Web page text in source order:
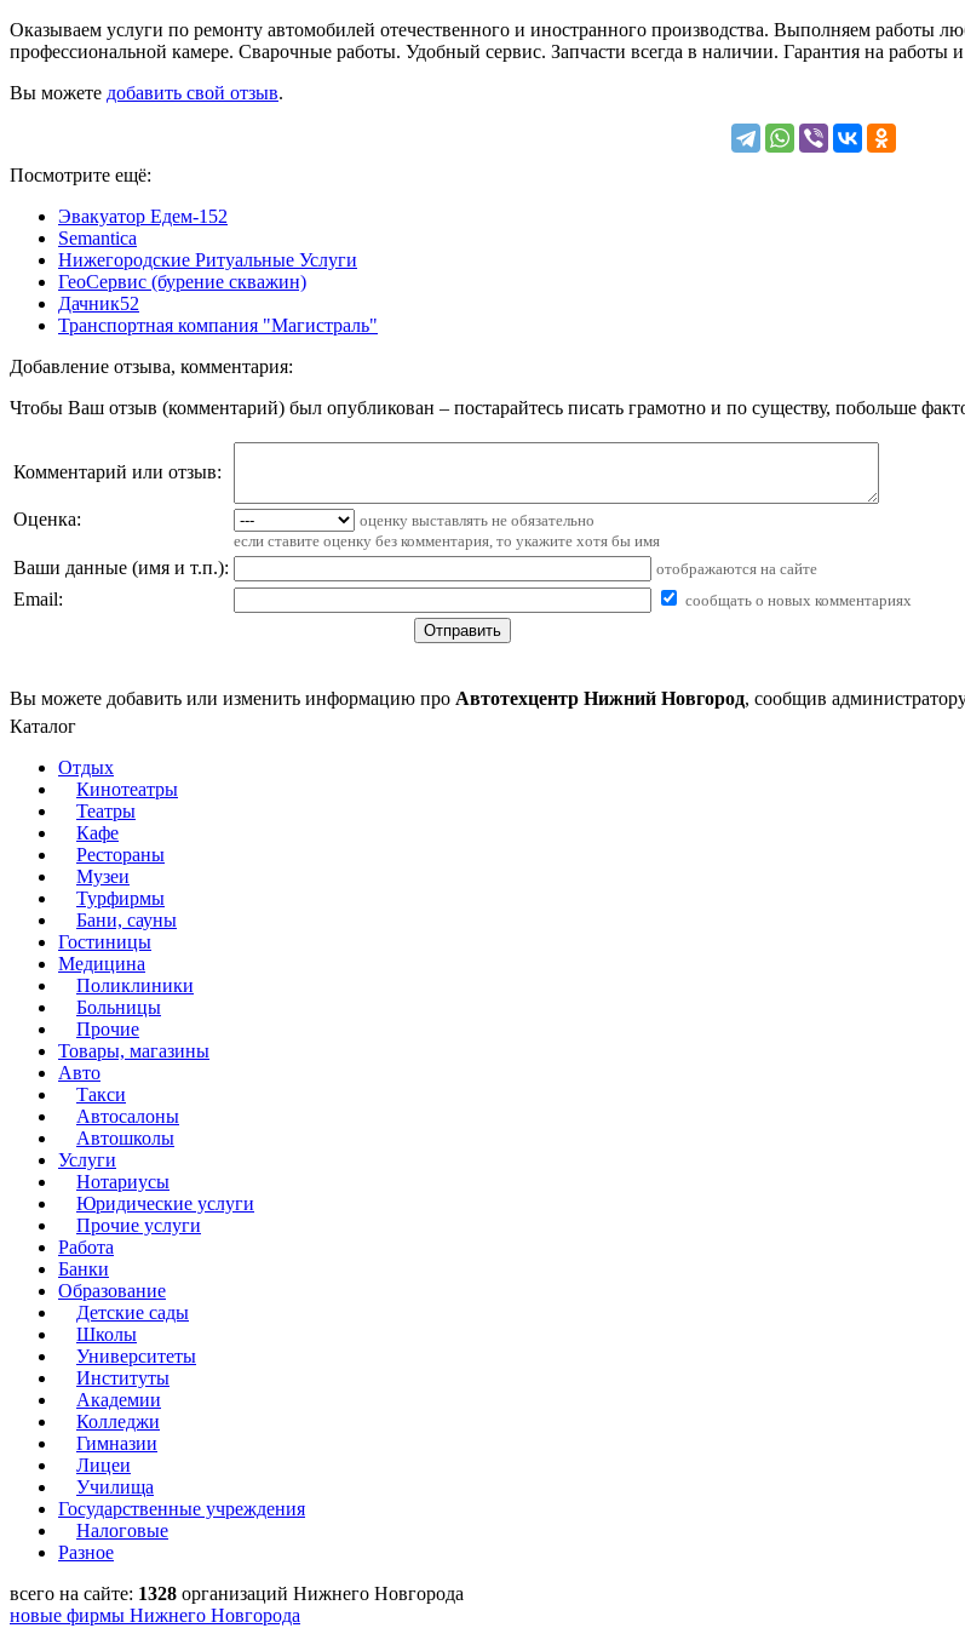
Оказываем услуги по ремонту автомобилей отечественного и иностранного производства. Выполняем работы
профессиональной камере. Сварочные работы. Удобный сервис. Запчасти всегда в наличии. Гарантия на работы и
Вы можете добавить свой отзыв.
Посмотрите ещё:
Эвакуатор Едем-152
Semantica
Нижегородские Ритуальные Услуги
ГеоСервис (бурение скважин)
Дачник52
Транспортная компания "Магистраль"
Добавление отзыва, комментария:
Чтобы Ваш отзыв (комментарий) был опубликован – постарайтесь писать грамотно и по существу, побольше
Комментарий или отзыв:
Оценка:
оценку выставлять не обязательно
если ставите оценку без комментария, то укажите хотя бы имя
Ваши данные (имя и т.п.): отображаются на сайте
Email: сообщать о новых комментариях
Вы можете добавить или изменить информацию про Автотехцентр Нижний Новгород, сообщив
Каталог
Отдых
Кинотеатры
Театры
Кафе
Рестораны
Музеи
Турфирмы
Бани, сауны
Гостиницы
Медицина
Поликлиники
Больницы
Прочие
Товары, магазины
Авто
Такси
Автосалоны
Автошколы
Услуги
Нотариусы
Юридические услуги
Прочие услуги
Работа
Банки
Образование
Детские сады
Школы
Университеты
Институты
Академии
Колледжи
Гимназии
Лицеи
Училища
Государственные учреждения
Налоговые
Разное
всего на сайте: 1328 организаций Нижнего Новгорода
новые фирмы Нижнего Новгорода